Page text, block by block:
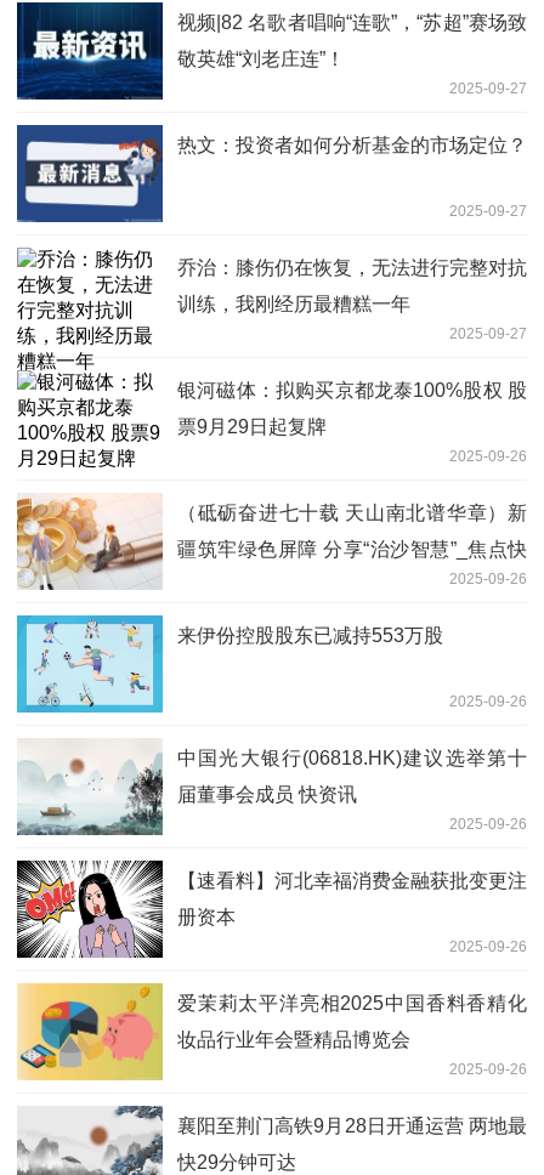
视频|82 名歌者唱响“连歌”，“苏超”赛场致
敬英雄“刘老庄连”！
2025-09-27
热文：投资者如何分析基金的市场定位？
2025-09-27
乔治：膝伤仍在恢复，无法进行完整对抗
训练，我刚经历最糟糕一年
2025-09-27
银河磁体：拟购买京都龙泰100%股权 股
票9月29日起复牌
2025-09-26
（砥砺奋进七十载 天山南北谱华章）新
疆筑牢绿色屏障 分享“治沙智慧”_焦点快
2025-09-26
来伊份控股股东已减持553万股
2025-09-26
中国光大银行(06818.HK)建议选举第十
届董事会成员 快资讯
2025-09-26
【速看料】河北幸福消费金融获批变更注
册资本
2025-09-26
爱茉莉太平洋亮相2025中国香料香精化
妆品行业年会暨精品博览会
2025-09-26
襄阳至荆门高铁9月28日开通运营 两地最
快29分钟可达